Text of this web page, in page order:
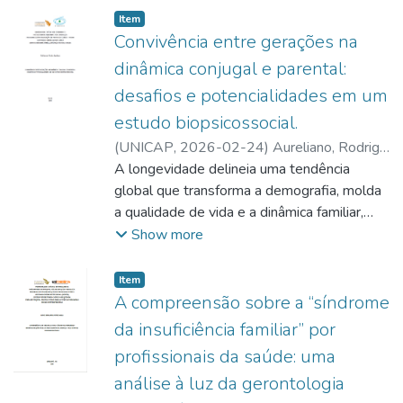
Item type:
Item,
Convivência entre gerações na
dinâmica conjugal e parental:
desafios e potencialidades em um
estudo biopsicossocial.
(UNICAP, 2026-02-24) Aureliano, Rodrigo
de Oliveira
A longevidade delineia uma tendência
global que transforma a demografia, molda
a qualidade de vida e a dinâmica familiar,
promovendo processos de qualidade
família. Esta tese teve como objetivo
compreender como o microssistema avós-
netos repercute no relacionamento conjugal
dos pais, na perspectiva destes.
Especificamente, buscou-se identificar
como se dá a relação avós, pais e netos na
Show more
Item type:
Item,
A compreensão sobre a “síndrome
da insuficiência familiar” por
profissionais da saúde: uma
análise à luz da gerontologia